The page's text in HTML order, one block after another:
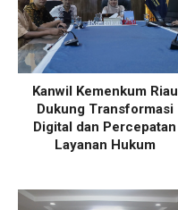
Kanwil Kemenkum Riau
Dukung Transformasi
Digital dan Percepatan
Layanan Hukum